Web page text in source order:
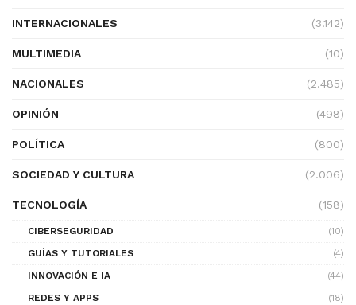
INTERNACIONALES (3.142)
MULTIMEDIA (10)
NACIONALES (2.485)
OPINIÓN (498)
POLÍTICA (800)
SOCIEDAD Y CULTURA (2.006)
TECNOLOGÍA (158)
CIBERSEGURIDAD
(10)
GUÍAS Y TUTORIALES
(4)
INNOVACIÓN E IA
(44)
REDES Y APPS
(18)